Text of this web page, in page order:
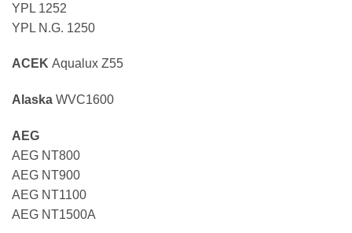
YPL 1252
YPL N.G. 1250
ACEK Aqualux Z55
Alaska WVC1600
AEG
AEG NT800
AEG NT900
AEG NT1100
AEG NT1500A